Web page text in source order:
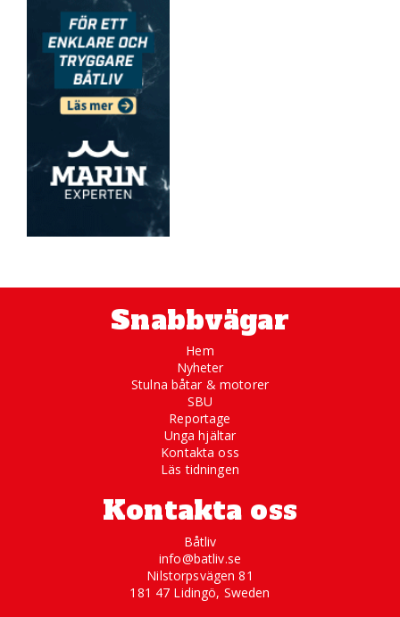
Snabbvägar
Hem
Nyheter
Stulna båtar & motorer
SBU
Reportage
Unga hjältar
Kontakta oss
Läs tidningen
Kontakta oss
Båtliv
info@batliv.se
Nilstorpsvägen 81
181 47 Lidingö, Sweden